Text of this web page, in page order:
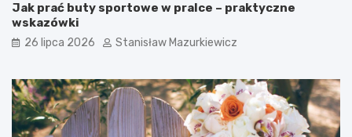
Jak prać buty sportowe w pralce – praktyczne
wskazówki
26 lipca 2026 Stanisław Mazurkiewicz